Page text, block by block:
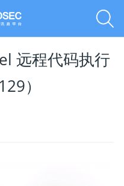
远程代码执行
）